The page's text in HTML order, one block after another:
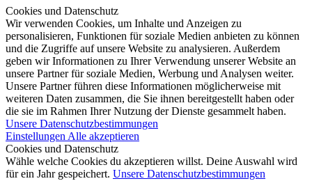
Cookies und Datenschutz
Wir verwenden Cookies, um Inhalte und Anzeigen zu
personalisieren, Funktionen für soziale Medien anbieten zu können
und die Zugriffe auf unsere Website zu analysieren. Außerdem
geben wir Informationen zu Ihrer Verwendung unserer Website an
unsere Partner für soziale Medien, Werbung und Analysen weiter.
Unsere Partner führen diese Informationen möglicherweise mit
weiteren Daten zusammen, die Sie ihnen bereitgestellt haben oder
die sie im Rahmen Ihrer Nutzung der Dienste gesammelt haben.
Unsere Datenschutzbestimmungen
Einstellungen Alle akzeptieren
Cookies und Datenschutz
Wähle welche Cookies du akzeptieren willst. Deine Auswahl wird
für ein Jahr gespeichert. Unsere Datenschutzbestimmungen